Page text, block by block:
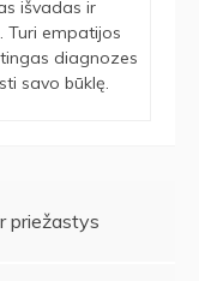
išvadas ir
Turi empatijos
diagnozes
savo būklę.
priežastys